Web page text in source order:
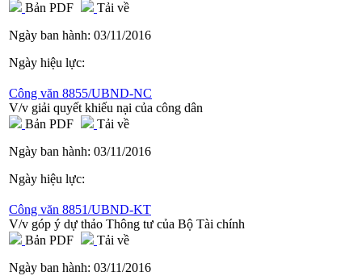
Bản PDF
Tải về
Ngày ban hành: 03/11/2016
Ngày hiệu lực:
Công văn 8855/UBND-NC
V/v giải quyết khiếu nại của công dân
Bản PDF
Tải về
Ngày ban hành: 03/11/2016
Ngày hiệu lực:
Công văn 8851/UBND-KT
V/v góp ý dự thảo Thông tư của Bộ Tài chính
Bản PDF
Tải về
Ngày ban hành: 03/11/2016